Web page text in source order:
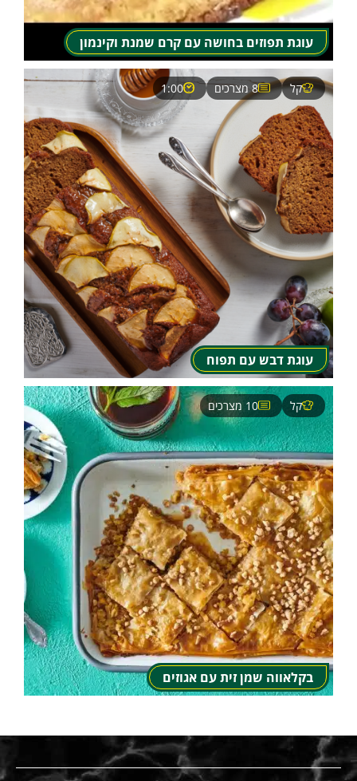
עוגת תפוזים בחושה עם קרם שמנת וקינמון
עוגת דבש עם תפוח
קל 8 מצרכים 1:00
בקלאווה שמן זית עם אגוזים
קל 10 מצרכים